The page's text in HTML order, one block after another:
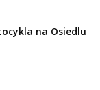
na Osiedlu